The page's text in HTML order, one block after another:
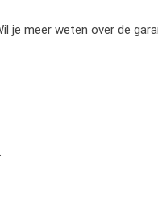
je meer weten over de
.